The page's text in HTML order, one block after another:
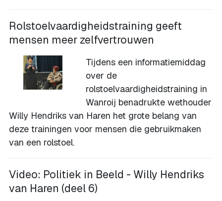
Rolstoelvaardigheidstraining geeft
mensen meer zelfvertrouwen
Tijdens een informatiemiddag
over de
rolstoelvaardigheidstraining in
Wanroij benadrukte wethouder
Willy Hendriks van Haren het grote belang van
deze trainingen voor mensen die gebruikmaken
van een rolstoel.
Video: Politiek in Beeld - Willy Hendriks
van Haren (deel 6)